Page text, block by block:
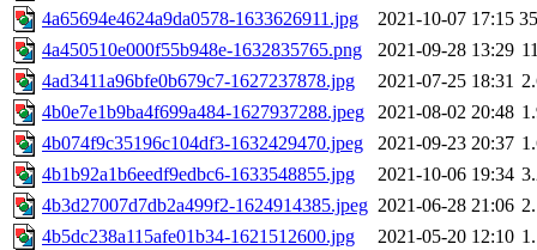
4a65694e4624a9da0578-1633626911.jpg
2021-10-07 17:15
4a450510e000f55b948e-1632835765.png
2021-09-28 13:29
4ad3411a96bfe0b679c7-1627237878.jpg
2021-07-25 18:31
4b0e7e1b9ba4f699a484-1627937288.jpeg
2021-08-02 20:48
4b074f9c35196c104df3-1632429470.jpeg
2021-09-23 20:37
4b1b92a1b6eedf9edbc6-1633548855.jpg
2021-10-06 19:34
4b3d27007d7db2a499f2-1624914385.jpeg 2021-06-28 21:06
4b5dc238a115afe01b34-1621512600.jpg
2021-05-20 12:10